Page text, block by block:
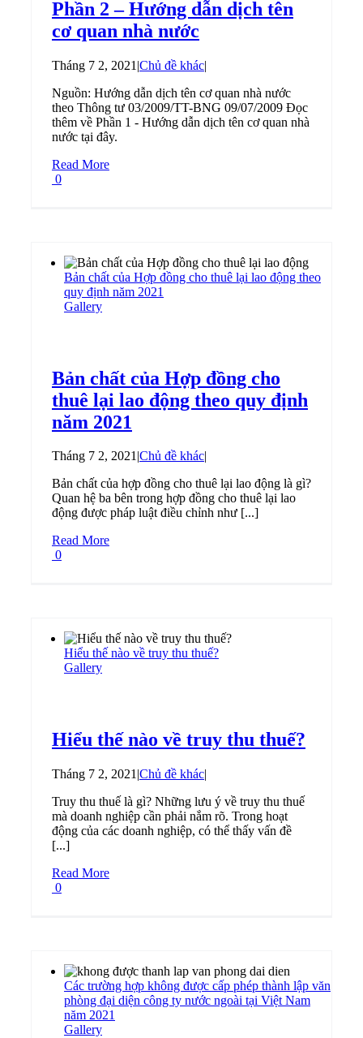
Phần 2 – Hướng dẫn dịch tên
cơ quan nhà nước
Tháng 7 2, 2021 |Chủ đề khác|
Nguồn: Hướng dẫn dịch tên cơ quan nhà nước
theo Thông tư 03/2009/TT-BNG 09/07/2009 Đọc
thêm về Phần 1 - Hướng dẫn dịch tên cơ quan nhà
nước tại đây.
Read More
0
Bản chất của Hợp đồng cho thuê lại lao động theo
quy định năm 2021
Gallery
Bản chất của Hợp đồng cho
thuê lại lao động theo quy định
năm 2021
Tháng 7 2, 2021|Chủ đề khác|
Bản chất của hợp đồng cho thuê lại lao động là gì?
Quan hệ ba bên trong hợp đồng cho thuê lại lao
động được pháp luật điều chỉnh như [...]
Read More
0
Hiểu thế nào về truy thu thuế?
Gallery
Hiểu thế nào về truy thu thuế?
Tháng 7 2, 2021 |Chủ đề khác|
Truy thu thuế là gì? Những lưu ý về truy thu thuế
mà doanh nghiệp cần phải nắm rõ. Trong hoạt
động của các doanh nghiệp, có thể thấy vấn đề
[...]
Read More
0
Các trường hợp không được cấp phép thành lập văn
phòng đại diện công ty nước ngoài tại Việt Nam
năm 2021
Gallery